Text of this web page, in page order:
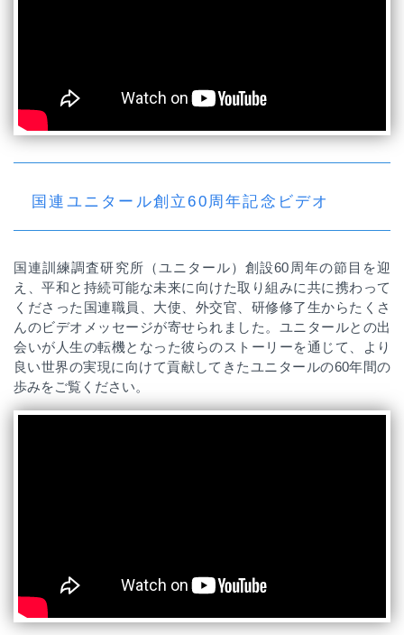
国連ユニタール創立60周年記念ビデオ
国連訓練調査研究所（ユニタール）創設60周年の節目を迎
え、平和と持続可能な未来に向けた取り組みに共に携わって
くださった国連職員、大使、外交官、研修修了生からたくさ
んのビデオメッセージが寄せられました。ユニタールとの出
会いが人生の転機となった彼らのストーリーを通じて、より
良い世界の実現に向けて貢献してきたユニタールの60年間の
歩みをご覧ください。